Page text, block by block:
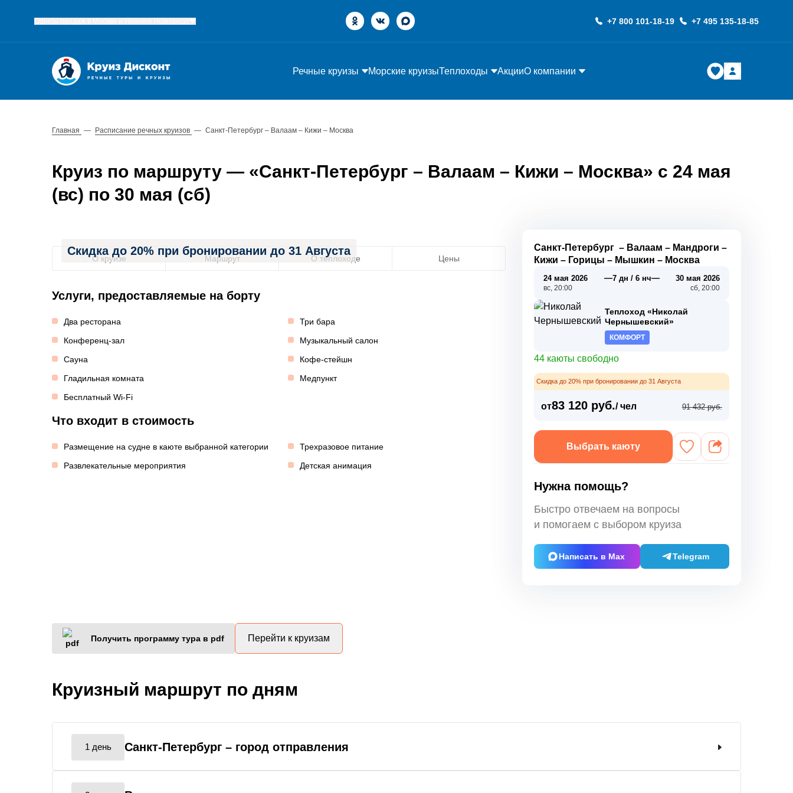
+7 800 101-18-19 +7 495 135-18-85
Речные круизы Морские круизыТеплоходы АкцииО компании
Главная — Расписание речных круизов — Санкт-Петербург – Валаам – Кижи – Москва
Круиз по маршруту — «Санкт-Петербург – Валаам – Кижи – Москва» с 24 мая
(вс) по 30 мая (сб)
Скидка до 20% при бронировании до 31 Августа
О круизе Маршрут О теплоходе Цены
Услуги, предоставляемые на борту
Два ресторана
Три бара
Конференц-зал
Музыкальный салон
Сауна
Кофе-стейшн
Гладильная комната
Медпункт
Бесплатный Wi-Fi
Что входит в стоимость
Размещение на судне в каюте выбранной категории
Трехразовое питание
Развлекательные мероприятия
Детская анимация
Санкт-Петербург – Валаам – Мандроги –
Кижи – Горицы – Мышкин – Москва
24 мая 2026
вс, 20:00
—7 дн / 6 нч— 30 мая 2026
сб, 20:00
Теплоход «Николай
Чернышевский»
КОМФОРТ
44 каюты свободно
Скидка до 20% при бронировании до 31 Августа
от83 120 руб./ чел 91 432 руб.
Выбрать каюту
Нужна помощь?
Быстро отвечаем на вопросы
и помогаем с выбором круиза
Написать в Max Telegram
Получить программу тура в pdf Перейти к круизам
Круизный маршрут по дням
1 день Санкт-Петербург – город отправления